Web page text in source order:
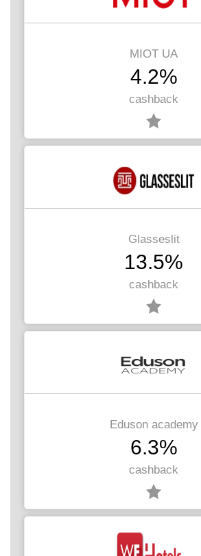
MIOT UA
4.2%
cashback
Glasseslit
13.5%
cashback
Eduson academy
6.3%
cashback